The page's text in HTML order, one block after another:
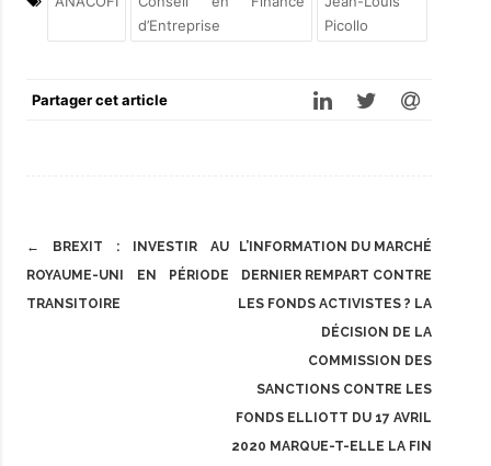
d’Entreprise
Picollo
Partager cet article
Post
navigation
←
BREXIT : INVESTIR AU
ROYAUME-UNI EN PÉRIODE
TRANSITOIRE
L’INFORMATION DU MARCHÉ
DERNIER REMPART CONTRE
LES FONDS ACTIVISTES ? LA
DÉCISION DE LA
COMMISSION DES
SANCTIONS CONTRE LES
FONDS ELLIOTT DU 17 AVRIL
2020 MARQUE-T-ELLE LA FIN